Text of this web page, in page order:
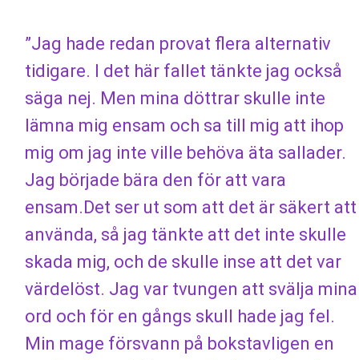
”Jag hade redan provat flera alternativ
tidigare. I det här fallet tänkte jag också
säga nej. Men mina döttrar skulle inte
lämna mig ensam och sa till mig att ihop
mig om jag inte ville behöva äta sallader.
Jag började bära den för att vara
ensam.Det ser ut som att det är säkert att
använda, så jag tänkte att det inte skulle
skada mig, och de skulle inse att det var
värdelöst. Jag var tvungen att svälja mina
ord och för en gångs skull hade jag fel.
Min mage försvann på bokstavligen en